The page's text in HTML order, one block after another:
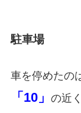
駐車場
車を停めたの
「10」 の近